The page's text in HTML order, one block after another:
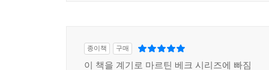
종이책 구매
이 책을 계기로 마르틴 베크 시리즈에 빠짐